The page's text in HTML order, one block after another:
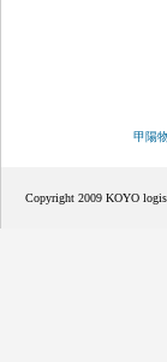
甲陽
Copyright 2009 KOYO